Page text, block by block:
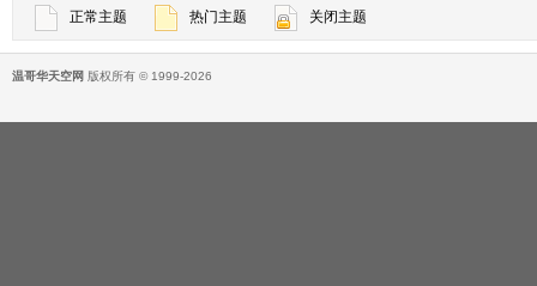
正常主题 热门主题 关闭主题
温哥华天空网 版权所有 © 1999-2026